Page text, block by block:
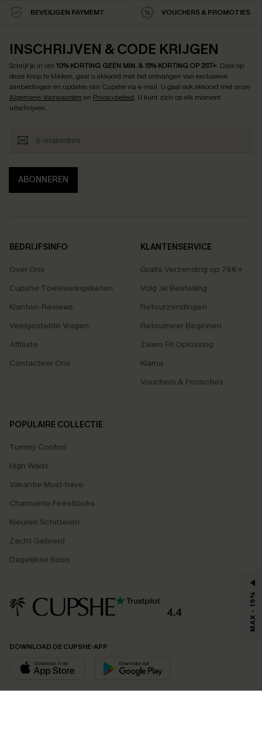
BEVEILIGEN PAYMEMT VOUCHERS & PROMOTIES
INSCHRIJVEN & CODE KRIJGEN
Schrijf je in om 10% KORTING GEEN MIN. & 15% KORTING OP 2ST+. Door op
deze knop te klikken, gaat u akkoord met het ontvangen van exclusieve
aanbiedingen en updates van Cupshe via e-mail. U gaat ook akkoord met onze
Algemene Voorwaarden en Privacybeleid. U kunt zich op elk moment
uitschrijven.
ABONNEREN
BEDRIJFSINFO
Over Ons
Cupshe Toeleveringsketen
Klanten-Reviews
Veelgestelde Vragen
Affiliate
Contacteer Ons
KLANTENSERVICE
Gratis Verzending op 79€+
Volg Je Bestelling
Retourzendingen
Retourneer Beginnen
Zwem Fit Oplossing
Klarna
Vouchers & Promoties
POPULAIRE COLLECTIE
Tummy Control
High Waist
Vakantie Must-have
Charmante Feestlooks
Kleuren Schitteren
Zacht Gebreid
Dagelijkse Basis
4.4
DOWNLOAD DE CUPSHE-APP
MAX - 15%